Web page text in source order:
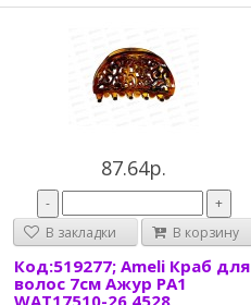
87.64р.
-
+
В закладки
В корзину
Код:519277; Ameli Краб для
волос 7см Ажур РА1
WAT17510-26 4528